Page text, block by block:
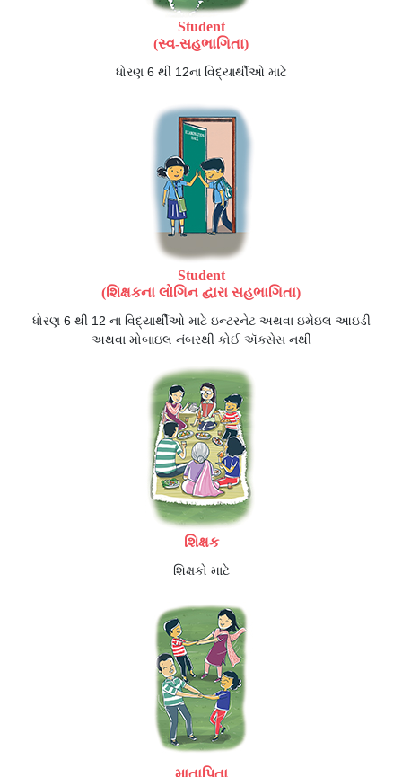
Student
(સ્વ-સહભાગિતા)
ધોરણ 6 થી 12ના વિદ્યાર્થીઓ માટે
Student
(શિક્ષકના લોગિન દ્વારા સહભાગિતા)
ધોરણ 6 થી 12 ના વિદ્યાર્થીઓ માટે ઇન્ટરનેટ અથવા ઇમેઇલ આઇડી
અથવા મોબાઇલ નંબરથી કોઈ ઍક્સેસ નથી
શિક્ષક
શિક્ષકો માટે